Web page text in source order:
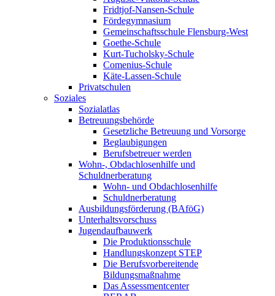
Fridtjof-Nansen-Schule
Fördegymnasium
Gemeinschaftsschule Flensburg-West
Goethe-Schule
Kurt-Tucholsky-Schule
Comenius-Schule
Käte-Lassen-Schule
Privatschulen
Soziales
Sozialatlas
Betreuungsbehörde
Gesetzliche Betreuung und Vorsorge
Beglaubigungen
Berufsbetreuer werden
Wohn-, Obdachlosenhilfe und
Schuldnerberatung
Wohn- und Obdachlosenhilfe
Schuldnerberatung
Ausbildungsförderung (BAföG)
Unterhaltsvorschuss
Jugendaufbauwerk
Die Produktionsschule
Handlungskonzept STEP
Die Berufsvorbereitende
Bildungsmaßnahme
Das Assessmentcenter